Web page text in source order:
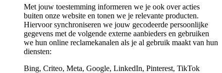
Met jouw toestemming informeren we je ook over acties
buiten onze website en tonen we je relevante producten.
Hiervoor synchroniseren we jouw gecodeerde persoonlijke
gegevens met de volgende externe aanbieders en gebruiken
we hun online reclamekanalen als je al gebruik maakt van hun
diensten:
Bing, Criteo, Meta, Google, LinkedIn, Pinterest, TikTok